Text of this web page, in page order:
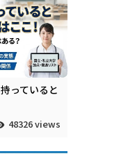
っていると
48326 views